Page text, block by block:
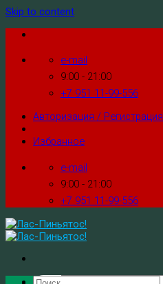
Skip to content
e-mail
9:00 - 21:00
+7 951 11-99-556
Авторизация / Регистрация
Избранное
e-mail
9:00 - 21:00
+7 951 11-99-556